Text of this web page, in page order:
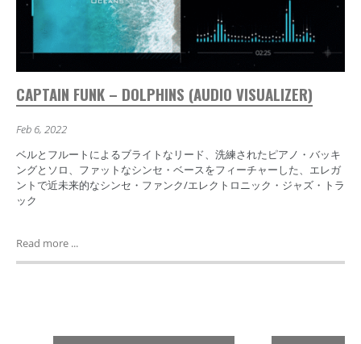
CAPTAIN FUNK – DOLPHINS (AUDIO VISUALIZER)
Feb 6, 2022
ベルとフルートによるブライトなリード、洗練されたピアノ・バッキ
ングとソロ、ファットなシンセ・ベースをフィーチャーした、エレガ
ントで近未来的なシンセ・ファンク/エレクトロニック・ジャズ・トラ
ック
Read more ...